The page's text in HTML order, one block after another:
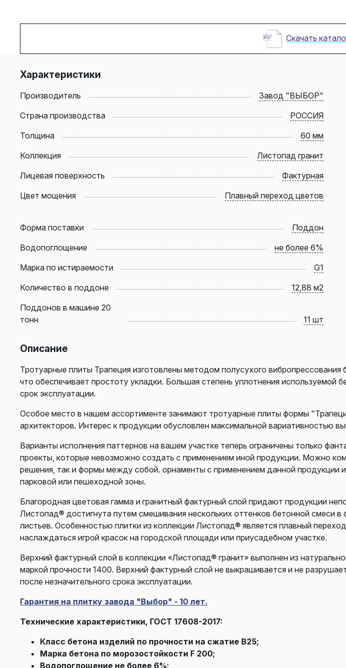
Скачать
Характеристики
Производитель Завод "ВЫБОР"
Страна производства
РОССИЯ
Толщина
60 мм
Коллекция
Листопад гранит
Лицевая поверхность
Фактурная
Цвет мощения
Плавный переход цветов
Форма поставки Поддон
Водопоглощение
не более 6%
Марка по истираемости
G1
Количество в поддоне
12,88 м2
Поддонов в машине 20
тонн
11 шт
Описание
Тротуарные плиты Трапеция изготовлены методом полусухого
что обеспечивает простоту укладки. Большая степень уплотнения
срок эксплуатации.
Особое место в нашем ассортименте занимают тротуарные плиты формы
архитекторов. Интерес к продукции обусловлен максимальной вариативностью
Варианты исполнения паттернов на вашем участке теперь ограничены только
проекты, которые невозможно создать с применением иной продукции. Можно
решения, так и формы между собой. орнаменты с применением данной продукции
парковой или пешеходной зоны.
Благородная цветовая гамма и гранитный фактурный слой придают продукции
Листопад® достигнута путем смешивания нескольких оттенков бетонной смеси
листьев. Особенностью плитки из коллекции Листопад® является плавный
наслаждаться игрой красок на городской площади или приусадебном участке.
Верхний фактурный слой в коллекции «Листопад® гранит» выполнен из
маркой прочности 1400. Верхний фактурный слой не выкрашивается и не
после незначительного срока эксплуатации.
Гарантия на плитку завода "Выбор" - 10 лет.
Технические характеристики, ГОСТ 17608-2017:
Класс бетона изделий по прочности на сжатие В25;
Марка бетона по морозостойкости F 200;
Водопоглощение не более 6%;